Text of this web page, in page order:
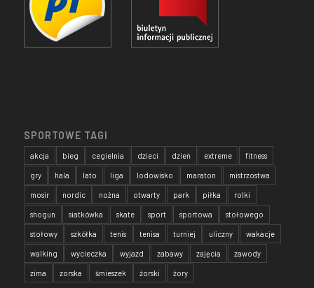
SPORTOWE TAGI
akcja bieg cegielnia dzieci dzień extreme fitness
gry hala lato liga lodowisko maraton mistrzostwa
mosir nordic nożna otwarty park piłka rolki
shogun siatkówka skate sport sportowa stołowego
stołowy szkółka tenis tenisa turniej uliczny wakacje
walking wycieczka wyjazd zabawy zajęcia zawody
zima zorska śmieszek żorski żory